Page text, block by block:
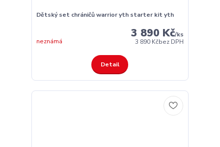
Dětský set chráničů warrior yth starter kit yth
3 890 Kč/ks
3 890 Kčbez DPH
neznámá
Detail